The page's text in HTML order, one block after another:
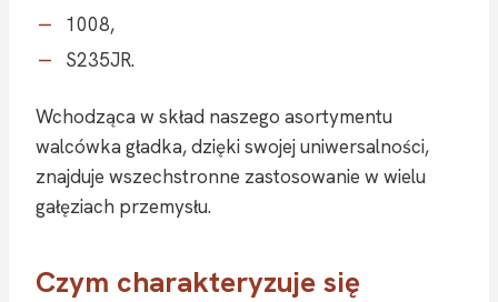
1008,
S235JR.
Wchodząca w skład naszego asortymentu
walcówka gładka, dzięki swojej uniwersalności,
znajduje wszechstronne zastosowanie w wielu
gałęziach przemysłu.
Czym charakteryzuje się